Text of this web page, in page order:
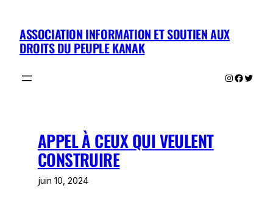
contenu
ASSOCIATION INFORMATION ET SOUTIEN AUX
DROITS DU PEUPLE KANAK
Instagram
Twitter
APPEL À CEUX QUI VEULENT
CONSTRUIRE
juin 10, 2024